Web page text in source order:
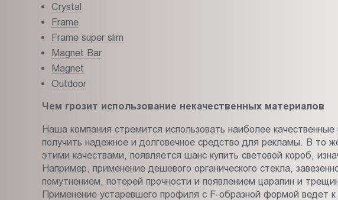
Crystal
Frame
Frame super slim
Magnet Bar
Magnet
Outdoor
Чем грозит использование некачественных материалов
Наша компания стремится использовать наиболее
получить надежное и долговечное средство для рекламы. В то
этими качествами, появляется шанс купить световой короб,
Например, применение дешевого органического стекла,
помутнением, потерей прочности и появлением царапин и
Применение устаревшего профиля с F-образной формой ведет